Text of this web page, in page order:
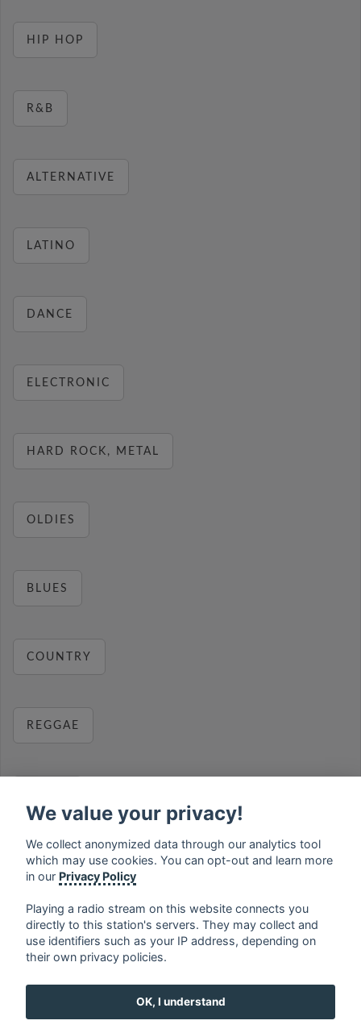
HIP HOP
R&B
ALTERNATIVE
LATINO
DANCE
ELECTRONIC
HARD ROCK, METAL
OLDIES
BLUES
COUNTRY
REGGAE
MUSIC
français ⋅ english ⋅ deutsch
ελληνικά
⋅ norsk ⋅ suomi
We value your privacy!
We collect anonymized data through our analytics tool
which may use cookies. You can opt-out and learn more
in our Privacy Policy
Playing a radio stream on this website connects you
directly to this station's servers. They may collect and
use identifiers such as your IP address, depending on
their own privacy policies.
OK, I understand